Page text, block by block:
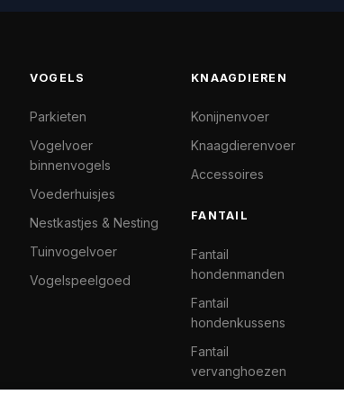
VOGELS
Parkieten
Vogelvoer
binnenvogels
Voederhuisjes
Nestkastjes & Nesting
Tuinvogelvoer
Vogelspeelgoed
KNAAGDIEREN
Konijnenvoer
Knaagdierenvoer
Accessoires
FANTAIL
Fantail
hondenmanden
Fantail
hondenkussens
Fantail
vervanghoezen